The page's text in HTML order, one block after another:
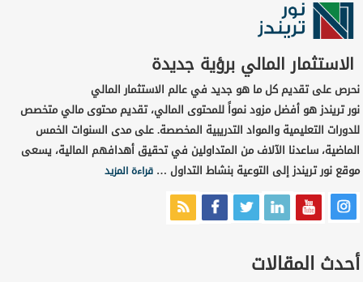
الاستثمار المالي برؤية جديدة
نحرص على تقديم كل ما هو جديد في عالم الاستثمار المالي
نور تريندز هو أفضل مزود نمواً للمحتوى المالي، تقديم محتوى مالي متخصص
للدورات التعليمية والمواد التدريبية المخصصة. على مدى السنوات الخمس
الماضية، ساعدنا الآلاف من المتداولين في تحقيق أهدافهم المالية، يسعى
موقع نور تريندز إلى التوعية بنشاط التداول …قراءة المزيد
أحدث المقالات